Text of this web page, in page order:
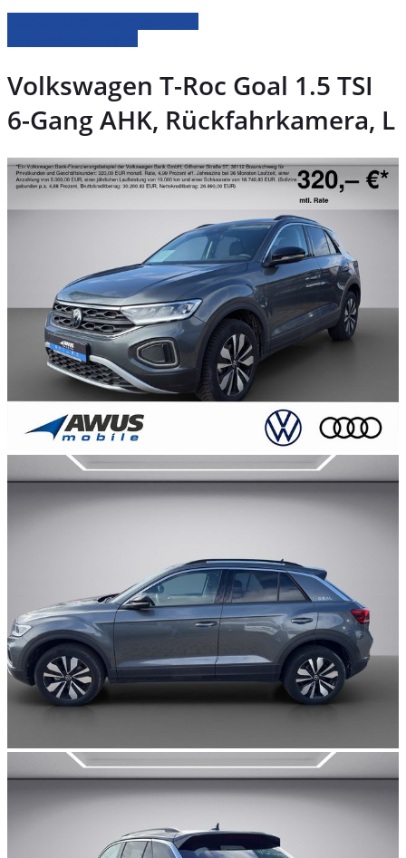
Volkswagen T-Roc Goal 1.5 TSI
6-Gang AHK, Rückfahrkamera, L